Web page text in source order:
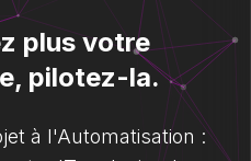
plus votre
pilotez-la.
à l'Automatisation :